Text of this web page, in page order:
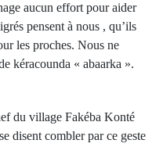
aucun effort pour aider
pensent à nous , qu’ils
les proches. Nous ne
kéracounda « abaarka ».
du village Fakéba Konté
disent combler par ce geste